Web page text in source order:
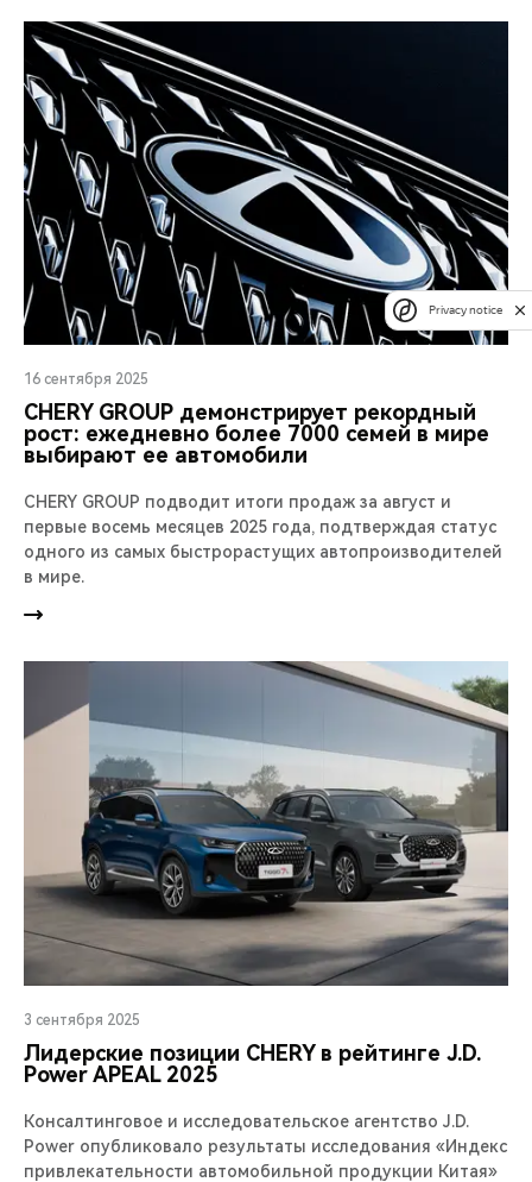
16 сентября 2025
CHERY GROUP демонстрирует рекордный
рост: ежедневно более 7000 семей в мире
выбирают ее автомобили
CHERY GROUP подводит итоги продаж за август и
первые восемь месяцев 2025 года, подтверждая статус
одного из самых быстрорастущих автопроизводителей
в мире.
3 сентября 2025
Лидерские позиции CHERY в рейтинге J.D.
Power APEAL 2025
Консалтинговое и исследовательское агентство J.D.
Power опубликовало результаты исследования «Индекс
привлекательности автомобильной продукции Китая»
Privacy notice